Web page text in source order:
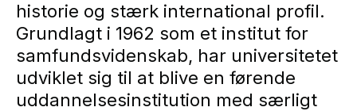
historie og stærk international profil.
Grundlagt i 1962 som et institut for
samfundsvidenskab, har universitetet
udviklet sig til at blive en førende
uddannelsesinstitution med særligt